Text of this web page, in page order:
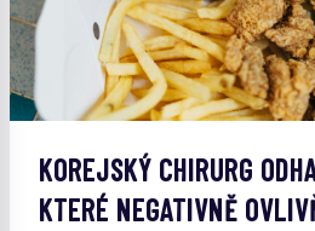
KOREJSKÝ CHIRURG
KTERÉ NEGATIVNĚ